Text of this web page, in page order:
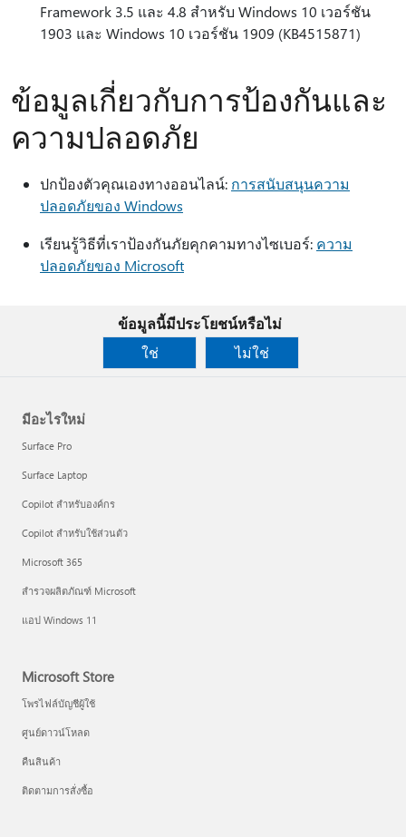
Framework 3.5 และ 4.8 สําหรับ Windows 10 เวอร์ชัน
1903 และ Windows 10 เวอร์ชัน 1909 (KB4515871)
ข้อมูลเกี่ยวกับการป้องกันและ
ความปลอดภัย
ปกป้องตัวคุณเองทางออนไลน์: การสนับสนุนความ
ปลอดภัยของ Windows
เรียนรู้วิธีที่เราป้องกันภัยคุกคามทางไซเบอร์: ความ
ปลอดภัยของ Microsoft
ข้อมูลนี้มีประโยชน์หรือไม่
ใช่
ไม่ใช่
มีอะไรใหม่
Surface Pro
Surface Laptop
Copilot สำหรับองค์กร
Copilot สำหรับใช้ส่วนตัว
Microsoft 365
สำรวจผลิตภัณฑ์ Microsoft
แอป Windows 11
Microsoft Store
โพรไฟล์บัญชีผู้ใช้
ศูนย์ดาวน์โหลด
คืนสินค้า
ติดตามการสั่งซื้อ